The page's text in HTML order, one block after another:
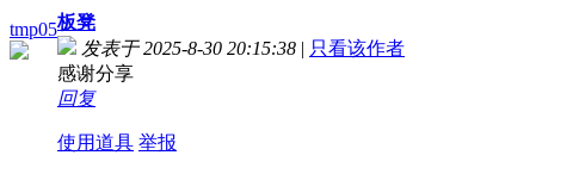
tmp05板凳
发表于 2025-8-30 20:15:38 | 只看该作者
感谢分享
回复
使用道具 举报